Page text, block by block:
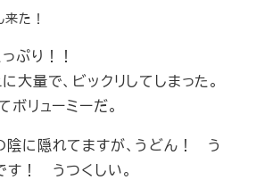
た！
ぷり！！
大量で、ビックリしてしまった。
ボリューミーだ。
陰に隠れてますが、うどん！ う
す！ うつくしい。